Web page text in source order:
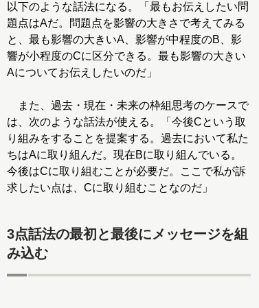
以下のような話法になる。「最もお伝えしたい問
題点はAだ。問題点を影響の大きさで考えてみる
と、最も影響の大きいA、影響が中程度のB、影
響が小程度のCに区分できる。最も影響の大きい
Aについてお伝えしたいのだ」
また、過去・現在・未来の枠組思考のケースで
は、次のような話法が使える。「今後Cという取
り組みをすることを提案する。過去において私た
ちはAに取り組んだ。現在Bに取り組んでいる。
今後はCに取り組むことが必要だ。ここで私が訴
求したい点は、Cに取り組むことなのだ」
3点話法の最初と最後にメッセージを組
み込む